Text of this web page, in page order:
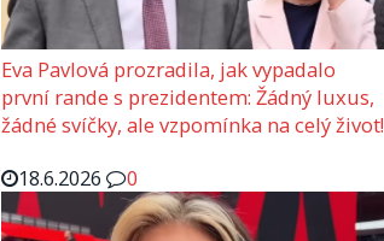
Eva Pavlová prozradila, jak vypadalo
první rande s prezidentem: Žádný luxus,
žádné svíčky, ale vzpomínka na celý život!
18.6.2026
0